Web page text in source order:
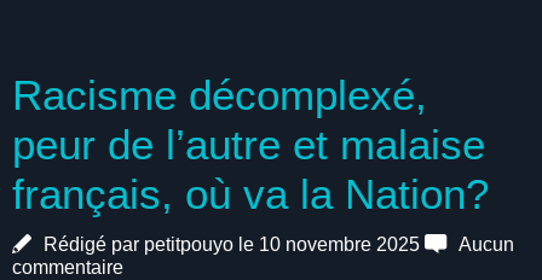
Racisme décomplexé,
peur de l’autre et malaise
français, où va la Nation?
Rédigé par petitpouyo le 10 novembre 2025
Aucun
commentaire